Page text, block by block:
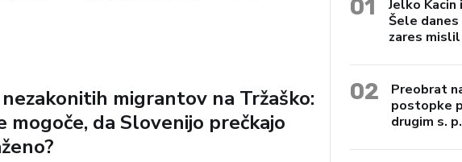
migrantov na Tržaško:
mogoče, da Slovenijo prečkajo
01
Jelko
Šele danes
zares mislil
02
Preobrat
postopke
drugim s.